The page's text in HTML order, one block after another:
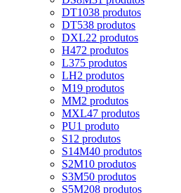
DT1038 produtos
DT538 produtos
DXL22 produtos
H472 produtos
L375 produtos
LH2 produtos
M19 produtos
MM2 produtos
MXL47 produtos
PU1 produto
S12 produtos
S14M40 produtos
S2M10 produtos
S3M50 produtos
S5M208 produtos